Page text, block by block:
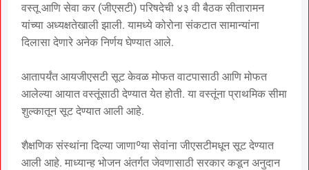
वस्तू आणि सेवा कर (जीएसटी) परिषदेची ४३ वी बैठक सीतारामन
यांच्या अध्यक्षतेखाली झाली. यामध्ये कोरोना संकटात सामान्यांना
दिलासा देणारे अनेक निर्णय घेण्यात आले.
आतापर्यंत आयजीएसटी सूट केवळ मोफत वाटपासाठी आणि मोफत
आलेल्या आयात वस्तूंसाठी देण्यात येत होती. या वस्तूंना प्राथमिक सीमा
शुल्कातून सूट देण्यात आली आहे.
शैक्षणिक संस्थांना दिल्या जाणाºया सेवांना जीएसटीमधून सूट देण्यात
आली आहे. माध्यान्ह भोजन अंतर्गत जेवणासाठी सरकार कडून अनुदान